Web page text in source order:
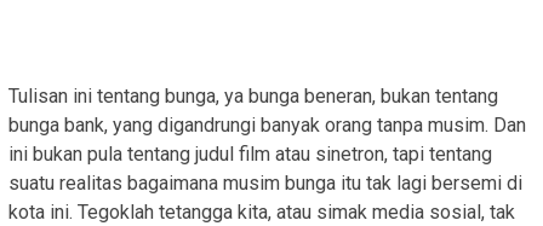
Tulisan ini tentang bunga, ya bunga beneran, bukan tentang
bunga bank, yang digandrungi banyak orang tanpa musim. Dan
ini bukan pula tentang judul film atau sinetron, tapi tentang
suatu realitas bagaimana musim bunga itu tak lagi bersemi di
kota ini. Tegoklah tetangga kita, atau simak media sosial, tak